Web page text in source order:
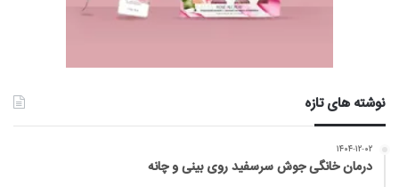
نوشته های تازه
۱۴۰۴-۱۲-۰۲
درمان خانگی جوش سرسفید روی بینی و چانه